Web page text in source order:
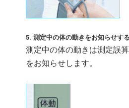
5. 測定中の体の動きをお知らせす
測定中の体の動きは測定誤
をお知らせします。